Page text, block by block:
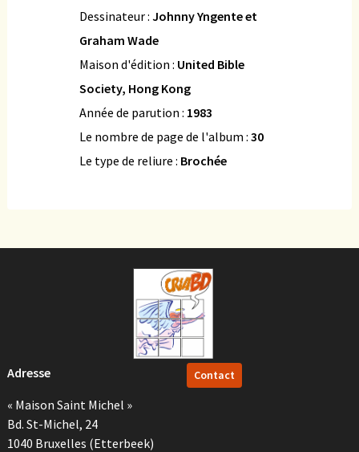
Dessinateur : Johnny Yngente et
Graham Wade
Maison d'édition : United Bible
Society, Hong Kong
Année de parution : 1983
Le nombre de page de l'album : 30
Le type de reliure : Brochée
Adresse
« Maison Saint Michel »
Bd. St-Michel, 24
1040 Bruxelles (Etterbeek)
Contact